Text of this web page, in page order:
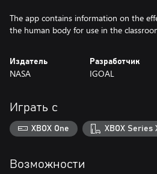
The app contains information on the
Издатель
NASA
Разработчик
IGOAL
Играть с
XBOX One XBOX Series
Возможности